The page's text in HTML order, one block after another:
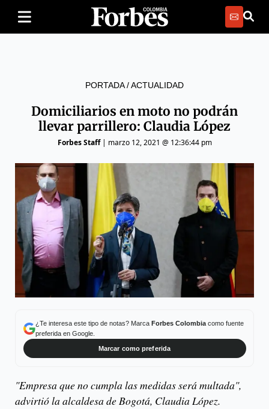
PORTADA/ACTUALIDAD
Domiciliarios en moto no podrán
llevar parrillero: Claudia López
Forbes Staff| marzo 12, 2021 @ 12:36:44 pm
¿Te interesa este tipo de notas? Marca Forbes Colombiacomo fuente
preferida en Google.
Marcar como preferida
"Empresa que no cumpla las medidas será multada",
advirtió la alcaldesa de Bogotá, Claudia López.